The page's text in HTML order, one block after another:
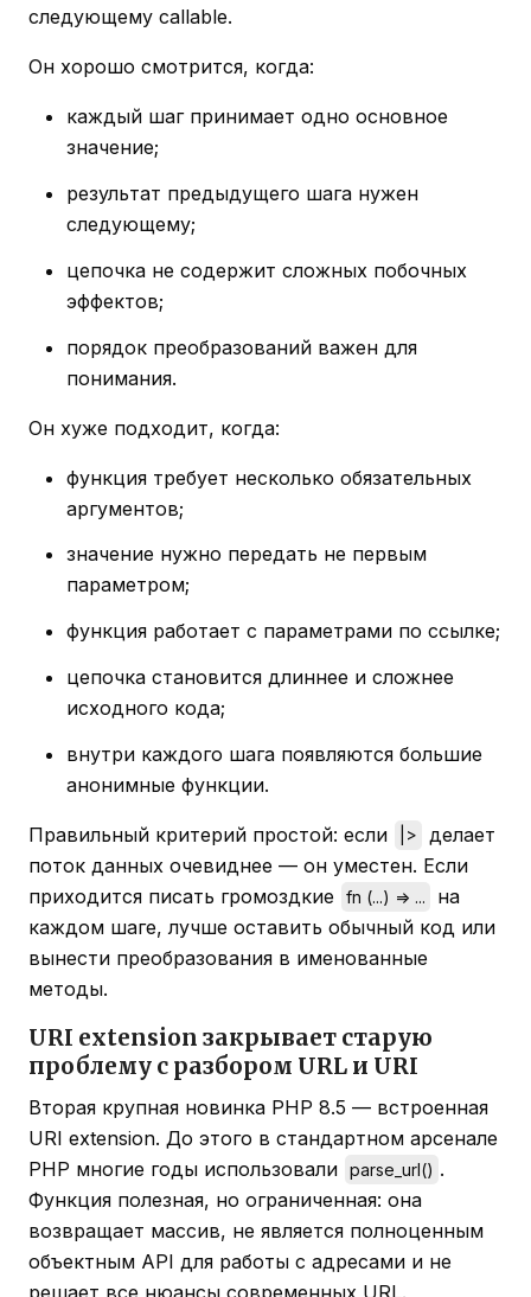
следующему callable.
Он хорошо смотрится, когда:
каждый шаг принимает одно основное
значение;
результат предыдущего шага нужен
следующему;
цепочка не содержит сложных побочных
эффектов;
порядок преобразований важен для
понимания.
Он хуже подходит, когда:
функция требует несколько обязательных
аргументов;
значение нужно передать не первым
параметром;
функция работает с параметрами по ссылке;
цепочка становится длиннее и сложнее
исходного кода;
внутри каждого шага появляются большие
анонимные функции.
Правильный критерий простой: если |>
делает
поток данных очевиднее — он уместен. Если
приходится писать громоздкие
fn (...) => ...
на
каждом шаге, лучше оставить обычный код или
вынести преобразования в именованные
методы.
URI extension закрывает старую
проблему с разбором URL и URI
Вторая крупная новинка PHP 8.5 — встроенная
URI extension. До этого в стандартном арсенале
PHP многие годы использовали parse_url() .
Функция полезная, но ограниченная: она
возвращает массив, не является полноценным
объектным API для работы с адресами и не